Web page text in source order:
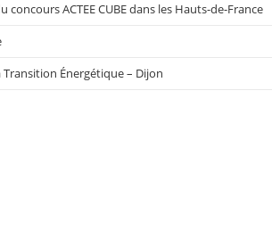
ACTEE CUBE dans les Hauts-de-France
Transition Énergétique – Dijon